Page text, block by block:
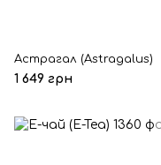
Астрагал (Astragalus)
1 649 грн